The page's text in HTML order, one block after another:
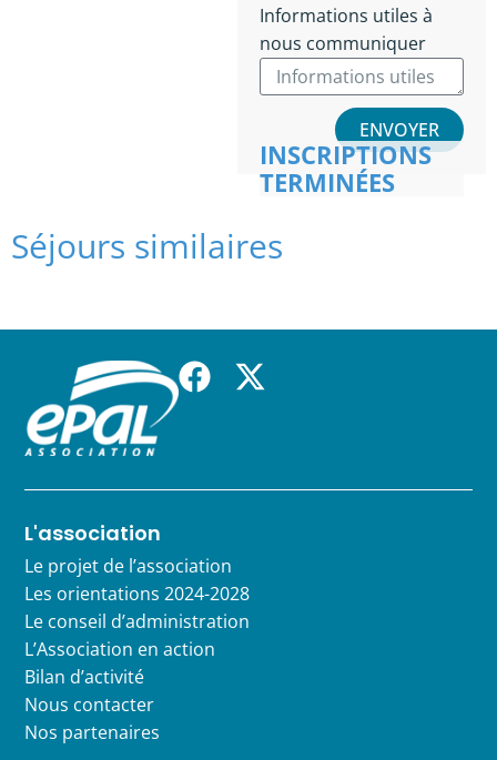
Informations utiles à
nous communiquer
ENVOYER
INSCRIPTIONS
TERMINÉES
Séjours similaires
L'association
Le projet de l’association
Les orientations 2024-2028
Le conseil d’administration
L’Association en action
Bilan d’activité
Nous contacter
Nos partenaires